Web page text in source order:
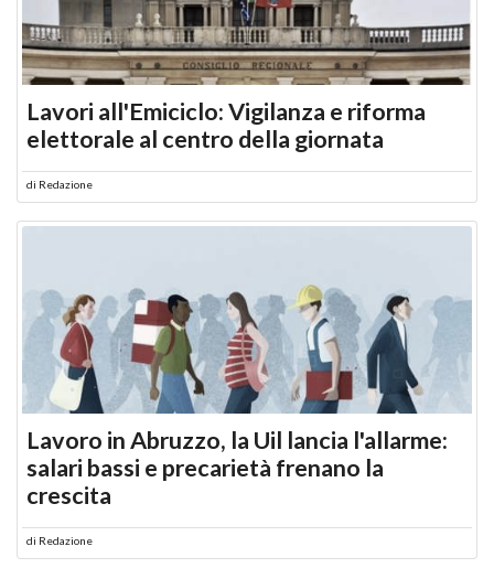
Lavori all'Emiciclo: Vigilanza e riforma
elettorale al centro della giornata
di Redazione
Lavoro in Abruzzo, la Uil lancia l'allarme:
salari bassi e precarietà frenano la
crescita
di Redazione